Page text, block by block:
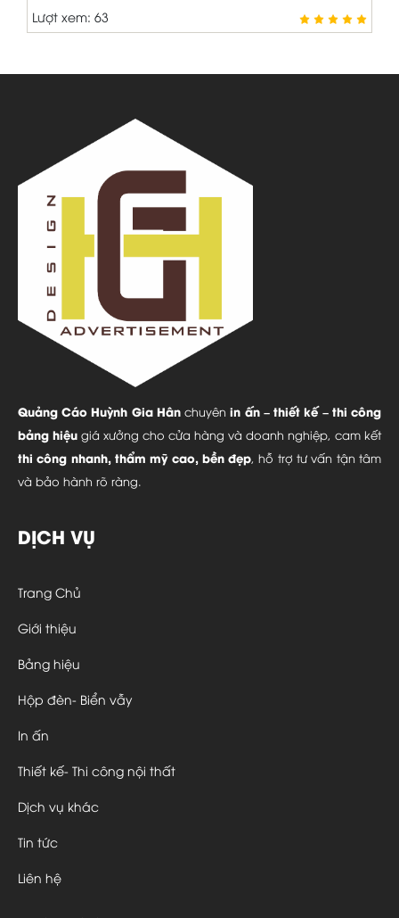
Quảng Cáo Huỳnh Gia Hânchuyênin ấn – thiết kế – thi công
bảng hiệu giá xưởng cho cửa hàng và doanh nghiệp, cam kết
thi công nhanh, thẩm mỹ cao, bền đẹp, hỗ trợ tư vấn tận tâm
và bảo hành rõ ràng.
DỊCH VỤ
Trang Chủ
Giới thiệu
Bảng hiệu
Hộp đèn- Biển vẫy
In ấn
Thiết kế- Thi công nội thất
Dịch vụ khác
Tin tức
Liên hệ